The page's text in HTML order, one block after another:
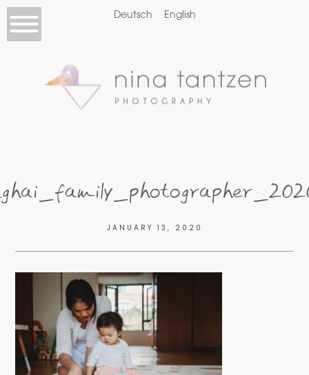
Deutsch English
JANUARY 13, 2020